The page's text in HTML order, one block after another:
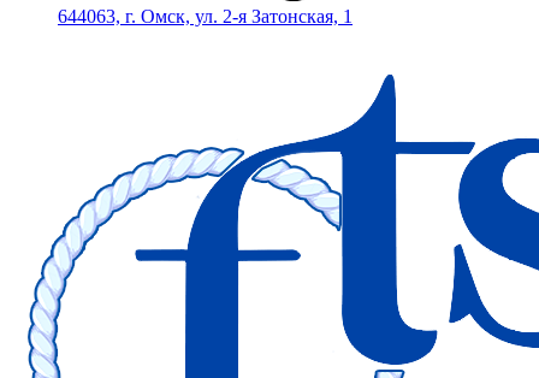
644063, г. Омск, ул. 2-я Затонская, 1